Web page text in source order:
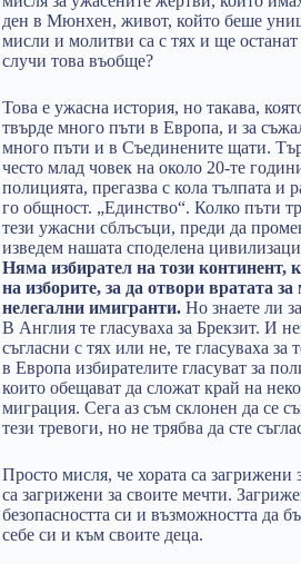
ден в Мюнхен, живот, който беше
мисли и молитви са с тях и ще
случи това въобще?
Това е ужасна история, но такава,
твърде много пъти в Европа, и за
много пъти и в Съединените щати.
често млад човек на около 20-те
полицията, прегазва с кола тълпата и
го общност. „Единство“. Колко пъти
тези ужасни сблъсъци, преди да
изведем нашата споделена
Няма избирател на този континент,
на изборите, за да отвори вратата
нелегални имигранти. Но знаете ли
В Англия те гласуваха за Брекзит. И
съгласни с тях или не, те гласуваха за
в Европа избирателите гласуват за
които обещават да сложат край на
миграция. Сега аз съм склонен да се
тези тревоги, но не трябва да сте
Просто мисля, че хората са загрижени
са загрижени за своите мечти.
безопасността си и възможността да
себе си и към своите деца.